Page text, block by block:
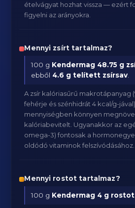
ételvágyat hozhat vissza — ezért
figyelni az arányokra.
Mennyi zsírt tartalmaz?
100 g Kendermag 48.75 g
ebből 4.6 g telített zsírsav
A zsír kalóriasűrű makrotápanyag
fehérje és szénhidrát 4 kcal/g-
mennyiségben könnyen
kalóriabevitelt. Ugyanakkor az
omega-3) fontosak a
oldódó vitaminok felszívódásához.
Mennyi rostot tartalmaz?
100 g Kendermag 4 g rostot